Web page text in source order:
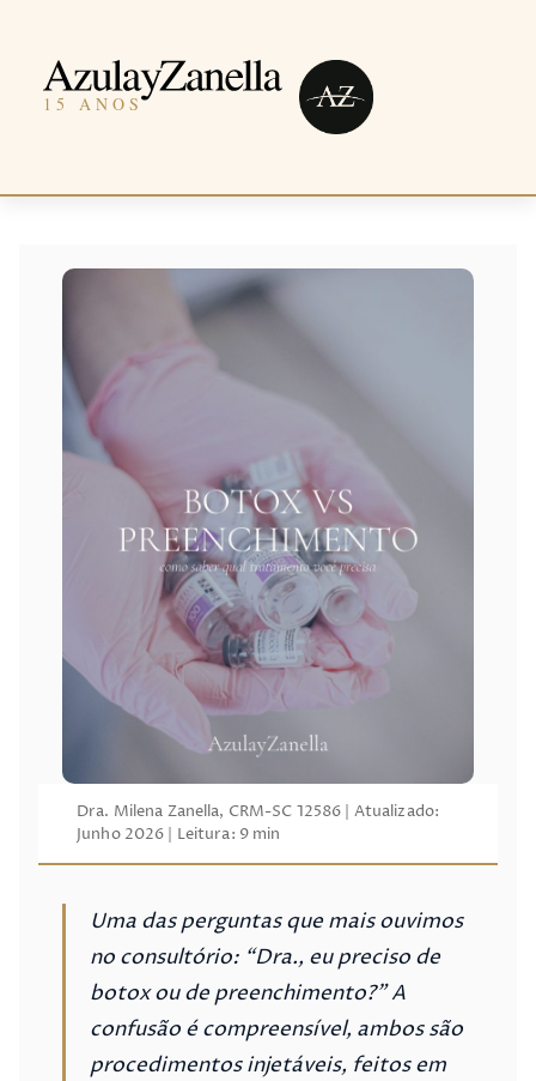
Botox vs Preenchimento:
Dra. Milena Zanella, CRM-SC 12586 | Atualizado:
Junho 2026 | Leitura: 9 min
Uma das perguntas que mais ouvimos
no consultório: “Dra., eu preciso de
botox ou de preenchimento?” A
confusão é compreensível, ambos são
procedimentos injetáveis, feitos em